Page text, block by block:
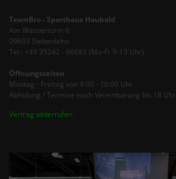
TeamBro - Sporthaus Haubold
Am Wasserturm 6
09603 Siebenlehn
Tel.: +49 35242 - 66683 (Mo-Fr 9-13 Uhr)
Öffnungszeiten
Montag - Freitag von 9:00 - 16:00 Uhr
Abholung / Termine nach Vereinbarung bis 18 Uhr
Vertrag widerrufen